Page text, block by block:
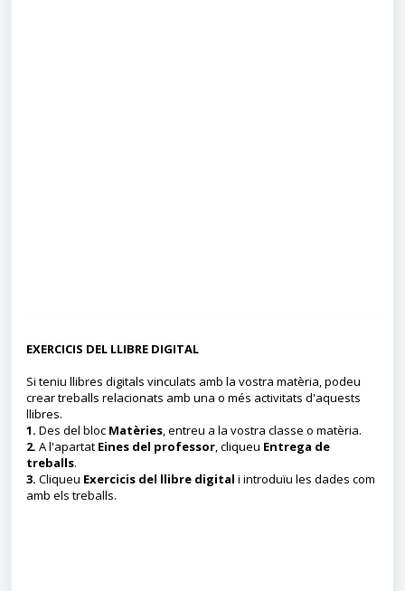
EXERCICIS DEL LLIBRE DIGITAL
Si teniu llibres digitals vinculats amb la vostra matèria, podeu
crear treballs relacionats amb una o més activitats d'aquests
llibres.
1. Des del bloc Matèries, entreu a la vostra classe o matèria.
2. A l'apartat Eines del professor, cliqueu Entrega de
treballs.
3. Cliqueu Exercicis del llibre digital i introduïu les dades com
amb els treballs.